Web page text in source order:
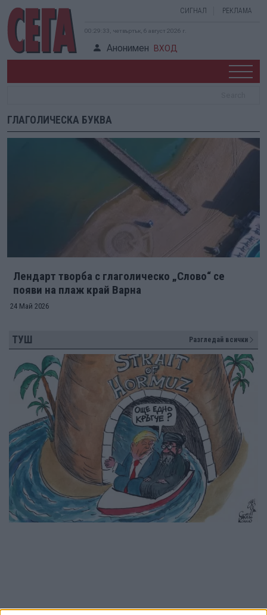
СИГНАЛ РЕКЛАМА
00:29:33, четвъртък, 6 август 2026 г.
Анонимен ВХОД
ГЛАГОЛИЧЕСКА БУКВА
Лендарт творба с глаголическо „Слово“ се
появи на плаж край Варна
24 Май 2026
ТУШ Разгледай всички